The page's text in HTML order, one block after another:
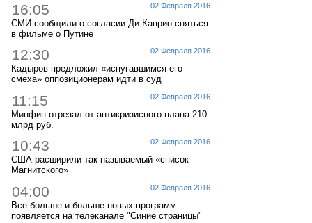
02 Февраля 2016
16:05
СМИ сообщили о согласии Ди Каприо сняться
в фильме о Путине
02 Февраля 2016
12:30
Кадыров предложил «испугавшимся его
смеха» оппозиционерам идти в суд
02 Февраля 2016
11:15
Минфин отрезал от антикризисного плана 210
млрд руб.
02 Февраля 2016
10:43
США расширили так называемый «список
Магнитского»
02 Февраля 2016
04:00
Все больше и больше новых программ
появляется на телеканале "Синие страницы"